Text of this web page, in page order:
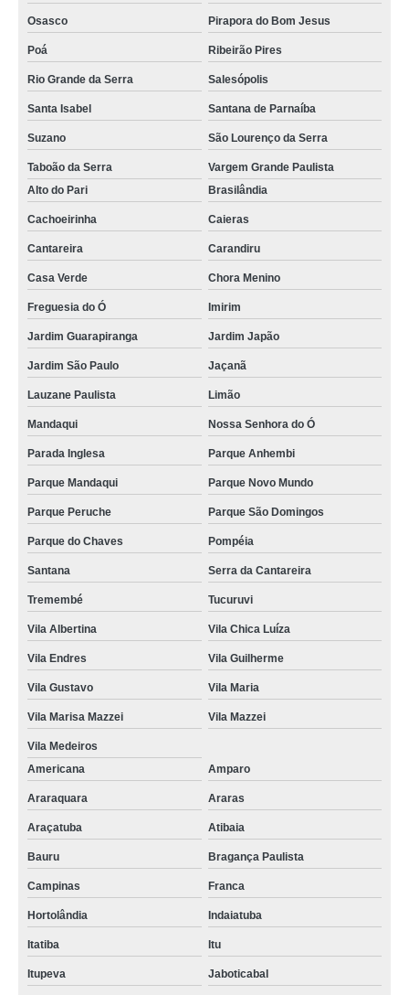
Osasco Pirapora do Bom Jesus
Poá Ribeirão Pires
Rio Grande da Serra Salesópolis
Santa Isabel Santana de Parnaíba
Suzano São Lourenço da Serra
Taboão da Serra
Vargem Grande Paulista
Alto do Pari
Brasilândia
Cachoeirinha Caieras
Cantareira Carandiru
Casa Verde Chora Menino
Freguesia do Ó Imirim
Jardim Guarapiranga Jardim Japão
Jardim São Paulo Jaçanã
Lauzane Paulista Limão
Mandaqui Nossa Senhora do Ó
Parada Inglesa Parque Anhembi
Parque Mandaqui Parque Novo Mundo
Parque Peruche Parque São Domingos
Parque do Chaves Pompéia
Santana Serra da Cantareira
Tremembé Tucuruvi
Vila Albertina Vila Chica Luíza
Vila Endres Vila Guilherme
Vila Gustavo Vila Maria
Vila Marisa Mazzei Vila Mazzei
Vila Medeiros
Americana
Amparo
Araraquara Araras
Araçatuba Atibaia
Bauru Bragança Paulista
Campinas Franca
Hortolândia Indaiatuba
Itatiba Itu
Itupeva Jaboticabal